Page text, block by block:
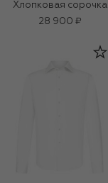
Хлопковая сорочка
28 900 ₽